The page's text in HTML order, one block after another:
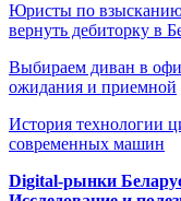
Юристы по взысканию
вернуть дебиторку в
Выбираем диван в
ожидания и приемной
История технологии
современных машин
Digital-рынки